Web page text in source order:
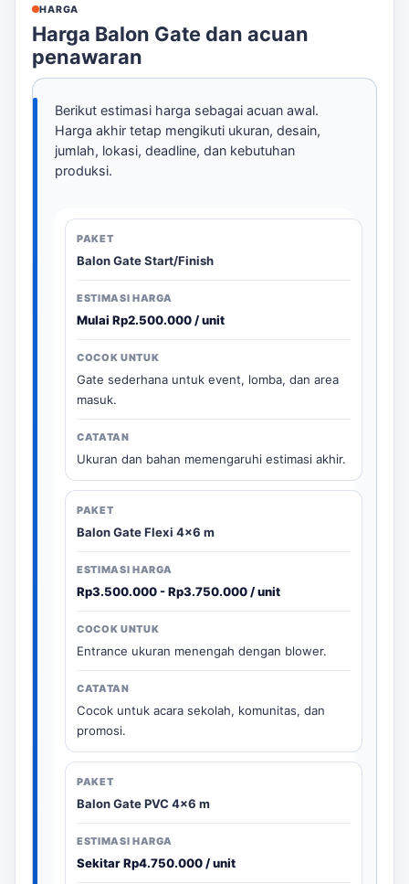
HARGA
Harga Balon Gate dan acuan
penawaran
Berikut estimasi harga sebagai acuan awal.
Harga akhir tetap mengikuti ukuran, desain,
jumlah, lokasi, deadline, dan kebutuhan
produksi.
Balon Gate Start/Finish
Mulai Rp2.500.000 / unit
Gate sederhana untuk event, lomba, dan area
masuk.
Ukuran dan bahan memengaruhi estimasi akhir.
Balon Gate Flexi 4x6 m
Rp3.500.000 - Rp3.750.000 / unit
Entrance ukuran menengah dengan blower.
Cocok untuk acara sekolah, komunitas, dan
promosi.
Balon Gate PVC 4x6 m
Sekitar Rp4.750.000 / unit